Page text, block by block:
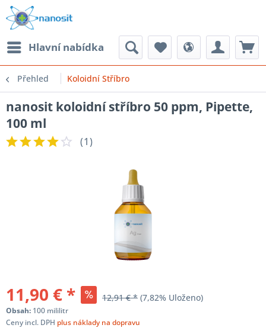
Hlavní nabídka
Přehled Koloidní Stříbro
nanosit koloidní stříbro 50 ppm, Pipette,
100 ml
(1)
11,90 € * 12,91 € * (7,82% Uloženo)
Obsah: 100 mililitr
Ceny incl. DPH plus náklady na dopravu